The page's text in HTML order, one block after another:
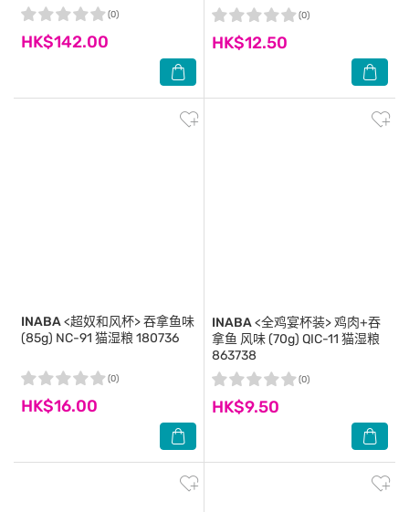
HK$142.00
(0)
HK$12.50
(0)
INABA<超奴和风杯> 吞拿鱼味
(85g) NC-91 猫湿粮 180736
HK$16.00
(0)
INABA<全鸡宴杯装> 鸡肉+吞
拿鱼 风味 (70g) QIC-11 猫湿粮
863738
HK$9.50
(0)